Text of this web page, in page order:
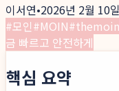
이서연•2026년 2월 10일
#모인#MOIN#themoin
금 빠르고 안전하게
핵심 요약